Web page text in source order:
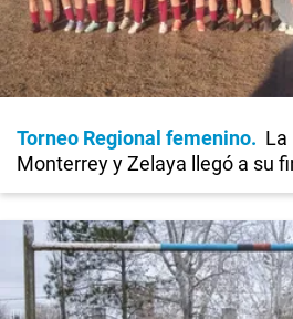
Torneo Regional femenino
La
Monterrey y Zelaya llegó a su